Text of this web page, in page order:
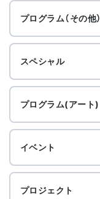
プログラム（その他）
スペシャル
プログラム(アート)
イベント
プロジェクト